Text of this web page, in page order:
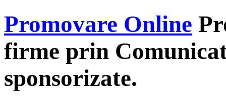
Promovare Online
firme prin
sponsorizate.